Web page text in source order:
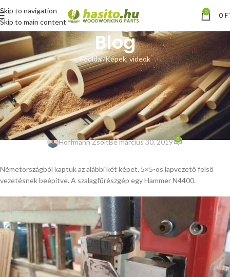
Skip to navigation
Skip to main content
0 0
Blog
Főoldal Képek, videók
KÉPEK, VIDEÓK
Vásárlói fotók – 5×5 méretű
lapvezető egy Hammer N4400
típusú szalagfűrészen
Hoffmann ZsoltBe március 30, 2019 0
Németországból kaptuk az alábbi két képet. 5×5-ös lapvezető felső
vezetésnek beépítve. A szalagfűrészgép egy Hammer N4400.